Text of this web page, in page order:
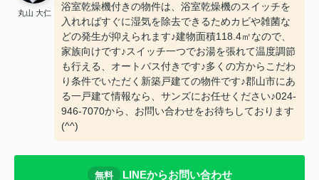
丸山 大仁
浴室乾燥機付きの物件は、浴室乾燥機のスイッチを
入れればすぐに湿気を除去できるためカビや雑菌な
どの発生が抑えられます♪建物面積118.4㎡なので、
家族向けです♪スイッチ一つでお湯を張れて温度調節
も行える、オートバス付きです♪多くの方からこだわ
り条件でいただく新築戸建ての物件です♪郡山市にあ
る一戸建て情報なら、サンズにお任せください♪024-
946-7070から、お問い合わせをお待ちしております
(^^)
無料 LINEからお問い合わせ